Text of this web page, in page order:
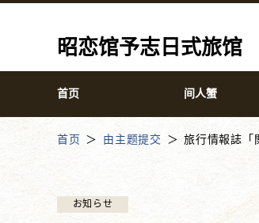
昭恋馆予志日式旅馆
首页 间人蟹
首页 由主题提交 旅行情報誌「
お知らせ